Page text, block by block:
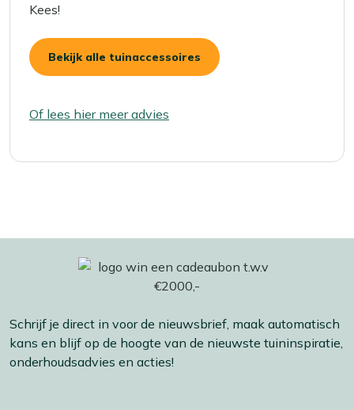
Kees!
Bekijk alle tuinaccessoires
Of lees hier meer advies
Schrijf je direct in voor de nieuwsbrief, maak automatisch
kans en blijf op de hoogte van de nieuwste tuininspiratie,
onderhoudsadvies en acties!